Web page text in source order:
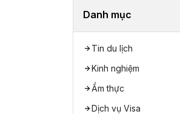
Danh mục
Tin du lịch
Kinh nghiệm
Ẩm thực
Dịch vụ Visa